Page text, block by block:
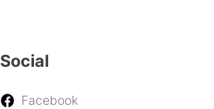
Social
Facebook